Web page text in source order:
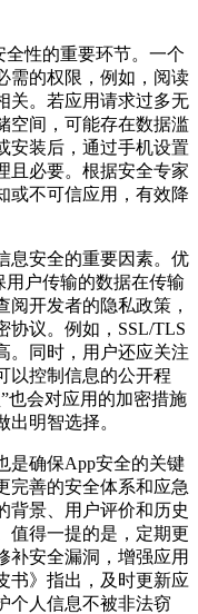
性的重要环节。一个
需的权限，例如，阅读
关。若应用请求过多无
空间，可能存在数据滥
安装后，通过手机设置
且必要。根据安全专家
或不可信应用，有效降
息安全的重要因素。优
户传输的数据在传输
开发者的隐私政策，
协议。例如，SSL/TLS
。同时，用户还应关注
以控制信息的公开程
也会对应用的加密措施
明智选择。
是确保App安全的关键
完善的安全体系和应急
背景、用户评价和历史
值得一提的是，定期更
补安全漏洞，增强应用
书》指出，及时更新应
个人信息不被非法窃